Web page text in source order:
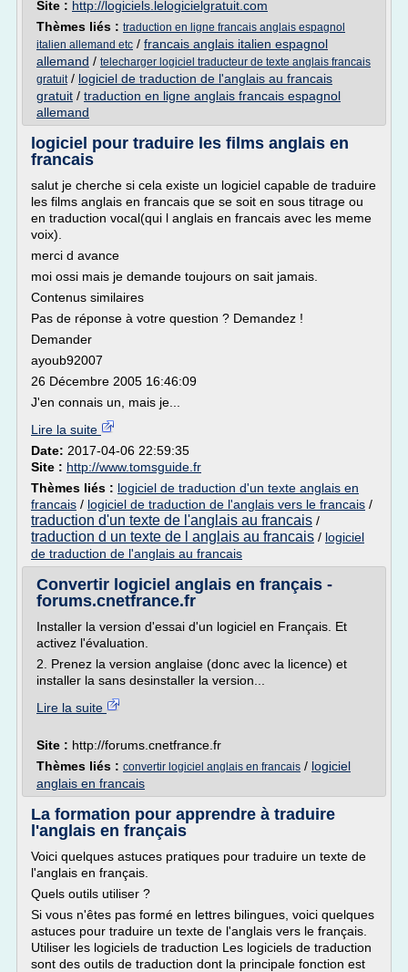
Site : http://logiciels.lelogicielgratuit.com
Thèmes liés : traduction en ligne francais anglais espagnol
italien allemand etc / francais anglais italien espagnol
allemand / telecharger logiciel traducteur de texte anglais francais
gratuit/ logiciel de traduction de l'anglais au francais
gratuit / traduction en ligne anglais francais espagnol
allemand
logiciel pour traduire les films anglais en
francais
salut je cherche si cela existe un logiciel capable de traduire
les films anglais en francais que se soit en sous titrage ou
en traduction vocal(qui l anglais en francais avec les meme
voix).
merci d avance
moi ossi mais je demande toujours on sait jamais.
Contenus similaires
Pas de réponse à votre question ? Demandez !
Demander
ayoub92007
26 Décembre 2005 16:46:09
J'en connais un, mais je...
Lire la suite
Date: 2017-04-06 22:59:35
Site : http://www.tomsguide.fr
Thèmes liés : logiciel de traduction d'un texte anglais en
francais / logiciel de traduction de l'anglais vers le francais /
traduction d'un texte de l'anglais au francais /
traduction d un texte de l anglais au francais / logiciel
de traduction de l'anglais au francais
Convertir logiciel anglais en français -
forums.cnetfrance.fr
Installer la version d'essai d'un logiciel en Français. Et
activez l'évaluation.
2. Prenez la version anglaise (donc avec la licence) et
installer la sans desinstaller la version...
Lire la suite
Site : http://forums.cnetfrance.fr
Thèmes liés : convertir logiciel anglais en francais / logiciel
anglais en francais
La formation pour apprendre à traduire
l'anglais en français
Voici quelques astuces pratiques pour traduire un texte de
l'anglais en français.
Quels outils utiliser ?
Si vous n'êtes pas formé en lettres bilingues, voici quelques
astuces pour traduire un texte de l'anglais vers le français.
Utiliser les logiciels de traduction Les logiciels de traduction
sont des outils de traduction dont la principale fonction est